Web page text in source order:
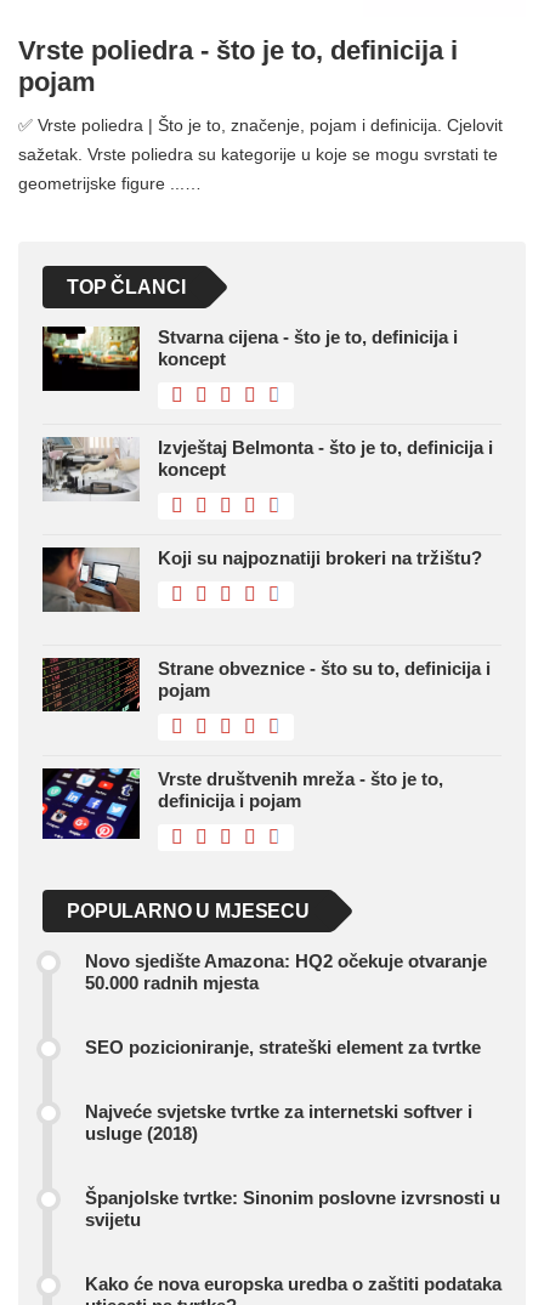
Vrste poliedra - što je to, definicija i
pojam
✅ Vrste poliedra | Što je to, značenje, pojam i definicija. Cjelovit
sažetak. Vrste poliedra su kategorije u koje se mogu svrstati te
geometrijske figure ...…
TOP ČLANCI
Stvarna cijena - što je to, definicija i
koncept
Izvještaj Belmonta - što je to, definicija i
koncept
Koji su najpoznatiji brokeri na tržištu?
Strane obveznice - što su to, definicija i
pojam
Vrste društvenih mreža - što je to,
definicija i pojam
POPULARNO U MJESECU
Novo sjedište Amazona: HQ2 očekuje otvaranje
50.000 radnih mjesta
SEO pozicioniranje, strateški element za tvrtke
Najveće svjetske tvrtke za internetski softver i
usluge (2018)
Španjolske tvrtke: Sinonim poslovne izvrsnosti u
svijetu
Kako će nova europska uredba o zaštiti podataka